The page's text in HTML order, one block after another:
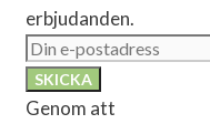
erbjudanden.
Genom att